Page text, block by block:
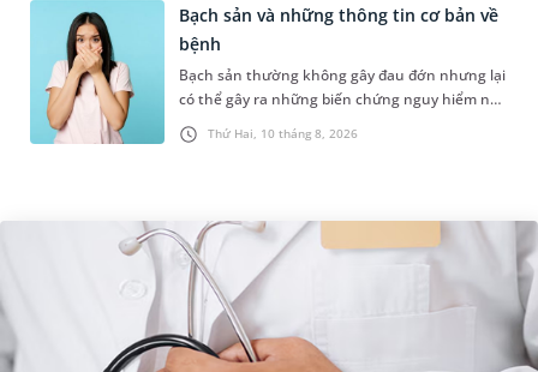
Thứ Hai, 10 tháng 8, 2026
Bạch sản và những thông tin cơ bản về
bệnh
Bạch sản thường không gây đau đớn nhưng lại
có thể gây ra những biến chứng nguy hiểm nếu
không được phát hiện và điều trị sớm. Những
thông tin dưới đây sẽ gi...